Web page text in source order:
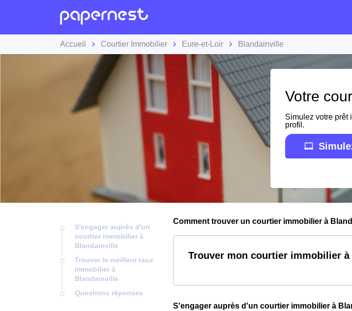
Accueil Courtier Immobilier Eure-et-Loir Blandainville
Votre
Simulez votre prêt
profil.
S'engager auprès d'un
courtier immobilier à
Blandainville
Trouver le meilleur taux
immobilier à
Blandainville
Questions réponses
Comment trouver un courtier immobilier à
Trouver mon courtier immobilier
S'engager auprès d'un courtier immobilier à